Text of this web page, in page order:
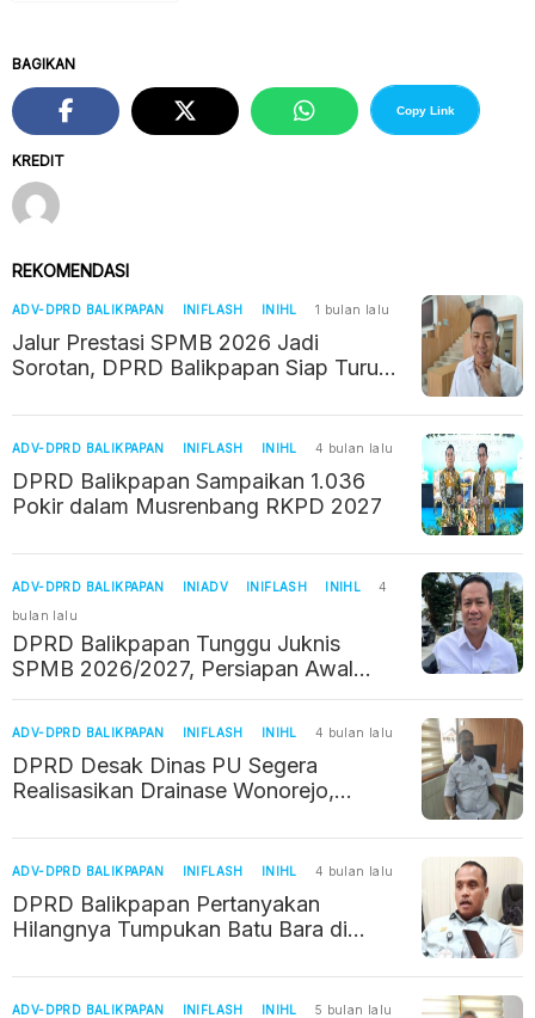
KREDIT
BAGIKAN
Copy Link
REKOMENDASI
ADV-DPRD BALIKPAPAN INIFLASH INIHL 1 bulan lalu
Jalur Prestasi SPMB 2026 Jadi
Sorotan, DPRD Balikpapan Siap Turun
ADV-DPRD BALIKPAPAN INIFLASH INIHL 4 bulan lalu
DPRD Balikpapan Sampaikan 1.036
Pokir dalam Musrenbang RKPD 2027
ADV-DPRD BALIKPAPAN INIADV INIFLASH INIHL
4
bulan lalu
DPRD Balikpapan Tunggu Juknis
SPMB 2026/2027, Persiapan Awal
Sudah Berjalan
ADV-DPRD BALIKPAPAN INIFLASH INIHL 4 bulan lalu
DPRD Desak Dinas PU Segera
Realisasikan Drainase Wonorejo,
ADV-DPRD BALIKPAPAN INIFLASH INIHL 4 bulan lalu
DPRD Balikpapan Pertanyakan
Hilangnya Tumpukan Batu Bara di
ADV-DPRD BALIKPAPAN INIFLASH INIHL 5 bulan lalu